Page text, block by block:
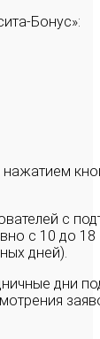
Бонус»:
нажатием
с
с 10 до
дней).
дни